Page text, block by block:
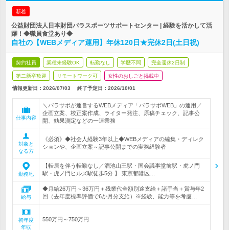
新着
公益財団法人日本財団パラスポーツサポートセンター | 経験を活かして活
躍！◆職員食堂あり◆
自社の【WEBメディア運用】年休120日★完休2日(土日祝)
契約社員 業種未経験OK 転勤なし 学歴不問 完全週休2日制
第二新卒歓迎 リモートワーク可 女性のおしごと掲載中
情報更新日：2026/07/03 終了予定日： 2026/10/01
仕事内容
＼パラサポが運営するWEBメディア「パラサポWEB」の運用／
企画立案、校正案作成、ライター発注、原稿チェック、記事公
開、効果測定などの一連業務
対象と
なる方
《必須》◆社会人経験3年以上◆WEBメディアの編集・ディレク
ションや、企画立案～記事公開までの実務経験者
勤務地
【転居を伴う転勤なし／溜池山王駅・国会議事堂前駅・虎ノ門
駅・虎ノ門ヒルズ駅徒歩5分 】 東京都港区…
給与
◆月給26万円～36万円＋残業代全額別途支給＋諸手当＋賞与年2
回（去年度標準評価で6か月分支給）※経験、能力等を考慮…
初年度
年収
550万円～750万円